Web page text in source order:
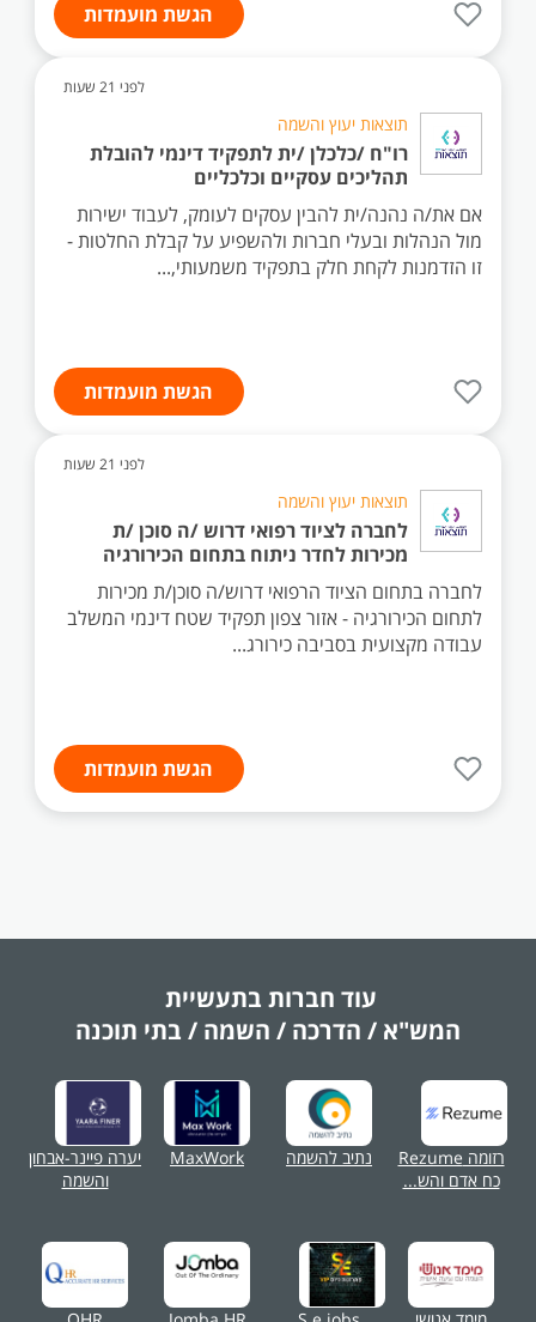
הגשת מועמדות
לפני 21 שעות
תוצאות יעוץ והשמה
רו"ח /כלכלן /ית לתפקיד דינמי להובלת
תהליכים עסקיים וכלכליים
אם את/ה נהנה/ית להבין עסקים לעומק, לעבוד ישירות
מול הנהלות ובעלי חברות ולהשפיע על קבלת החלטות -
זו הזדמנות לקחת חלק בתפקיד משמעותי,...
הגשת מועמדות
לפני 21 שעות
תוצאות יעוץ והשמה
לחברה לציוד רפואי דרוש /ה סוכן /ת
מכירות לחדר ניתוח בתחום הכירורגיה
לחברה בתחום הציוד הרפואי דרוש/ה סוכן/ת מכירות
לתחום הכירורגיה - אזור צפון תפקיד שטח דינמי המשלב
עבודה מקצועית בסביבה כירורג...
הגשת מועמדות
עוד חברות בתעשיית
המש"א / הדרכה / השמה / בתי תוכנה
רזומה Rezume
כח אדם והש...
נתיב להשמה MaxWork
יערה פיינר-אבחון
והשמה